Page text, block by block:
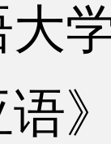
语